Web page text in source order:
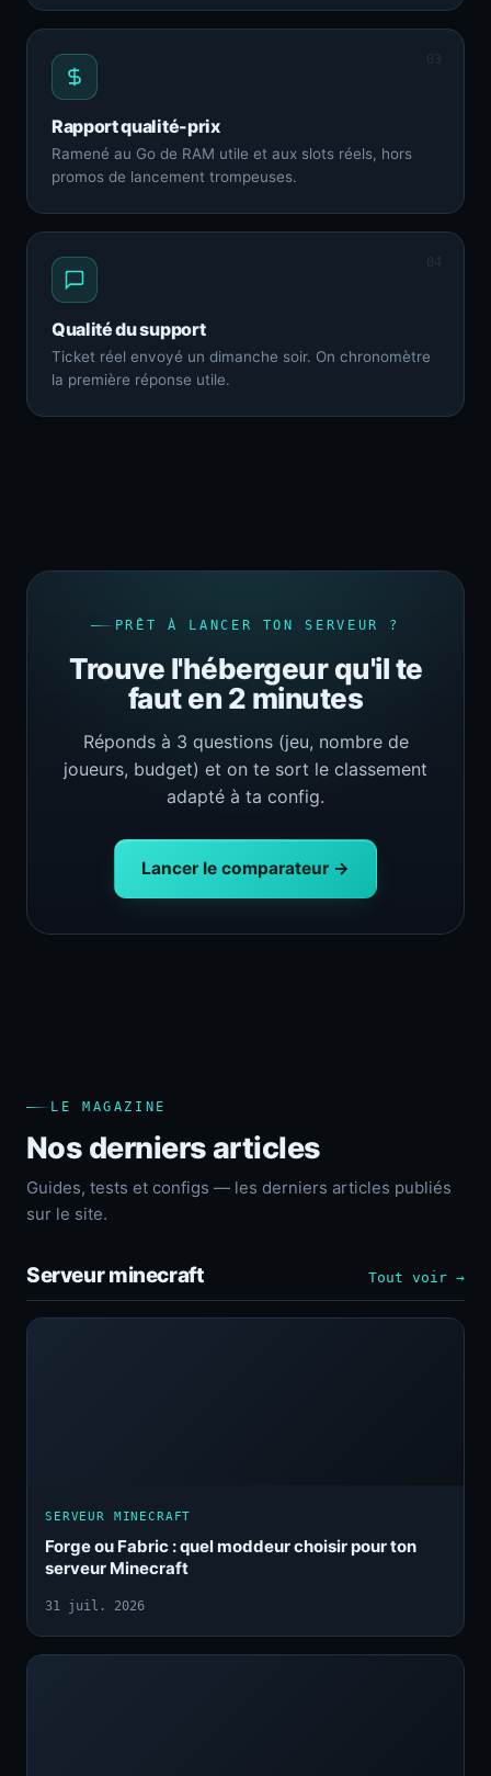
03
Rapport qualité-prix
Ramené au Go de RAM utile et aux slots réels, hors
promos de lancement trompeuses.
04
Qualité du support
Ticket réel envoyé un dimanche soir. On chronomètre
la première réponse utile.
PRÊT À LANCER TON SERVEUR ?
Trouve l'hébergeur qu'il te
faut en 2 minutes
Réponds à 3 questions (jeu, nombre de
joueurs, budget) et on te sort le classement
adapté à ta config.
Lancer le comparateur →
LE MAGAZINE
Nos derniers articles
Guides, tests et configs — les derniers articles publiés
sur le site.
Serveur minecraft Tout voir →
SERVEUR MINECRAFT
Forge ou Fabric : quel moddeur choisir pour ton
serveur Minecraft
31 juil. 2026